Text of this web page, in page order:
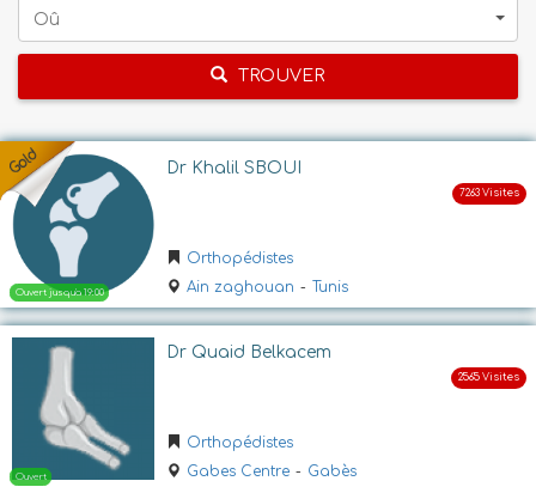
Oû
TROUVER
Dr Khalil SBOUI
Orthopédistes
Ain zaghouan - Tunis
Dr Quaid Belkacem
Orthopédistes
Gabes Centre - Gabès